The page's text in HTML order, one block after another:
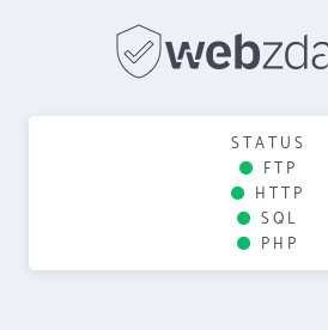
STATUS
FTP
HTTP
SQL
PHP